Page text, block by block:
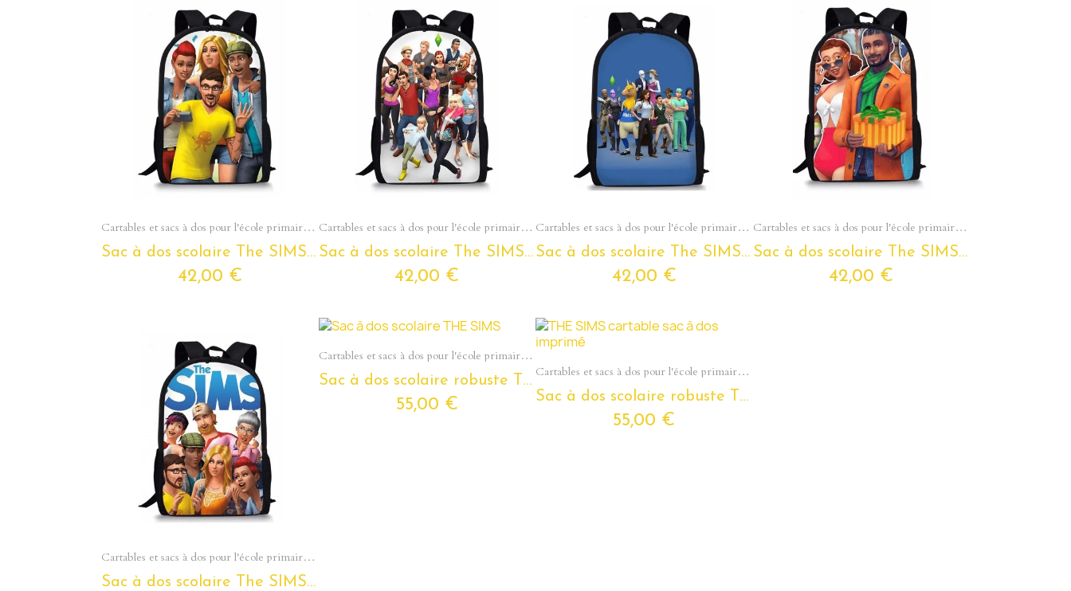
Aperçu rapide Cartables et sacs à dos pour l'école primaire - Du cp au cm2
Sac à dos scolaire The SIMS pour enfants et ados
42,00 €
Aperçu rapide Cartables et sacs à dos pour l'école primaire - Du cp au cm2
Sac à dos scolaire The SIMS pour enfants et ados
42,00 €
Aperçu rapide Cartables et sacs à dos pour l'école primaire - Du cp au cm2
Sac à dos scolaire The SIMS pour enfants et ados
42,00 €
Aperçu rapide Cartables et sacs à dos pour l'école primaire - Du cp au cm2
Sac à dos scolaire The SIMS pour enfants et ados
42,00 €
Aperçu rapide Cartables et sacs à dos pour l'école primaire - Du cp au cm2
Sac à dos scolaire The SIMS pour enfants et ados
Aperçu rapide Cartables et sacs à dos pour l'école primaire - Du cp au cm2
Sac à dos scolaire robuste The SIMS - compartiment zippé - pour enfants et jeunes ados
55,00 €
Aperçu rapide Cartables et sacs à dos pour l'école primaire - Du cp au cm2
Sac à dos scolaire robuste The SIMS - compartiment zippé - pour enfants et jeunes ados
55,00 €